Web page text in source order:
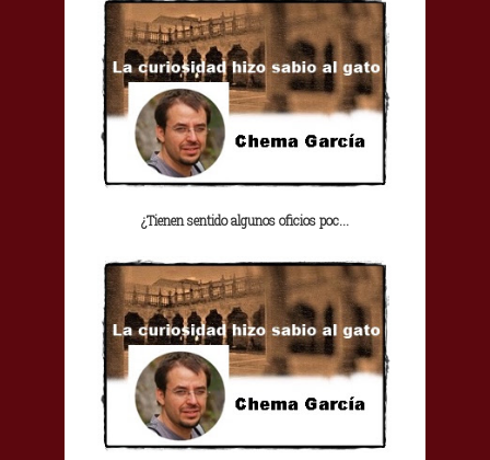
¿Tienen sentido algunos oficios poc...